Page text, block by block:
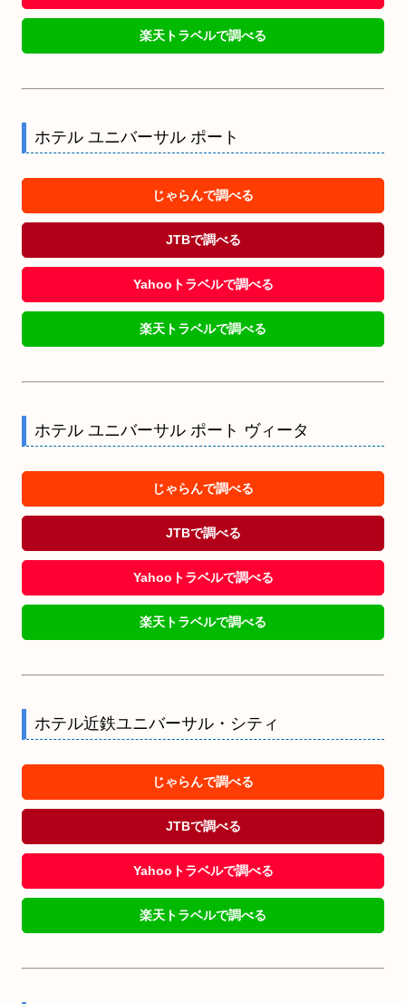
楽天トラベルで調べる
ホテル ユニバーサル ポート
じゃらんで調べる
JTBで調べる
Yahooトラベルで調べる
楽天トラベルで調べる
ホテル ユニバーサル ポート ヴィータ
じゃらんで調べる
JTBで調べる
Yahooトラベルで調べる
楽天トラベルで調べる
ホテル近鉄ユニバーサル・シティ
じゃらんで調べる
JTBで調べる
Yahooトラベルで調べる
楽天トラベルで調べる